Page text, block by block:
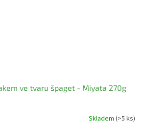
ve tvaru špaget - Miyata 270g
Skladem (>5 ks)